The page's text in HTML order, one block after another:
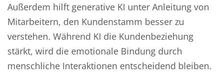
Außerdem hilft generative KI unter Anleitung von
Mitarbeitern, den Kundenstamm besser zu
verstehen. Während KI die Kundenbeziehung
stärkt, wird die emotionale Bindung durch
menschliche Interaktionen entscheidend bleiben.